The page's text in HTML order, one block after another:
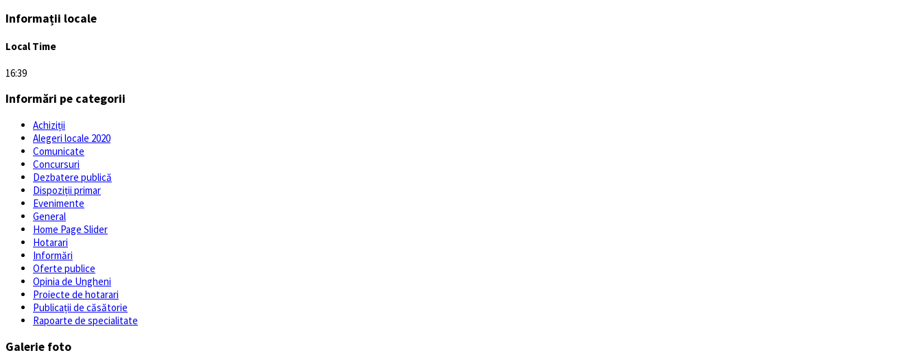
Informații locale
Local Time
16:39
Informări pe categorii
Achiziții
Alegeri locale 2020
Comunicate
Concursuri
Dezbatere publică
Dispoziții primar
Evenimente
General
Home Page Slider
Hotarari
Informări
Oferte publice
Opinia de Ungheni
Proiecte de hotarari
Publicații de căsătorie
Rapoarte de specialitate
Galerie foto